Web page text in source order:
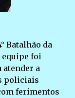
Batalhão da
equipe foi
atender a
policiais
ferimentos